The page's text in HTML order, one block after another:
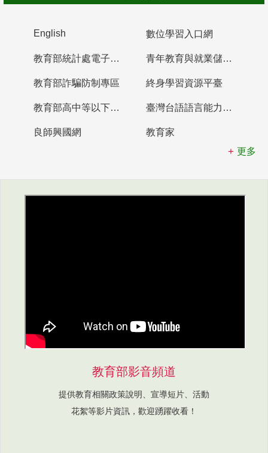
English 數位學習入口網
教育部統計處電子書櫃 青年教育與就業儲蓄帳戶
教育部詐騙防制專區 終身學習資源平臺
教育部高中等以下學校及幼兒園教師資格檢定考試 臺灣台語語言能力認證網站
良師興國網
教育家
更多
教育部影音頻道
提供教育相關政策說明、宣導短片、活動
花絮等影片資訊，歡迎踴躍收看！